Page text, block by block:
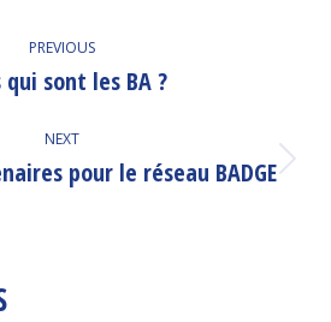
PREVIOUS
Previous
qui sont les BA ?
NEXT
Next
pour le réseau BADGE